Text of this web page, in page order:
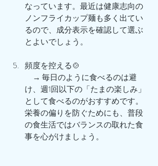
なっています。最近は健康志向の
ノンフライカップ麺も多く出てい
るので、成分表示を確認して選ぶ
とよいでしょう。
頻度を控える🍲
→ 毎日のように食べるのは避
け、週1回以下の「たまの楽しみ」
として食べるのがおすすめです。
栄養の偏りを防ぐためにも、普段
の食生活ではバランスの取れた食
事を心がけましょう。